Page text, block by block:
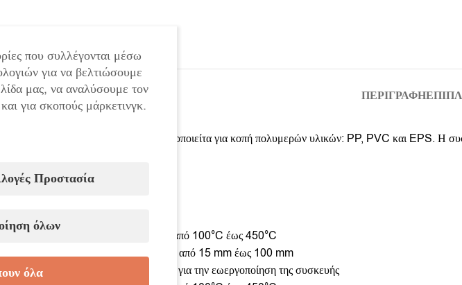
ΠΕΡΙΓΡΑΦΉ
Ο θερμικός κόφτης MAR-POL χρησιμοποιείτα για κοπή πολυμερών υλικών: PP, PVC και EPS. Η
Χαρακτηριστικά:
• Ισχύς 130W
• 5-σκάλες ελέγχου της θερμοκρασίας από 100°C έως 450°C
• Ρυθμιζόμενο βάθος κοπής της λεπίδας από 15 mm έως 100 mm
• Ο κόφτης διαθέτει ενημέρωση διόδου για την εωεργοποίηση της συσκευής
που συλλέγονται μέσω
για να βελτιώσουμε
μας, να αναλύσουμε τον
για σκοπούς μάρκετινγκ.
Προστασία
όλων
όλα